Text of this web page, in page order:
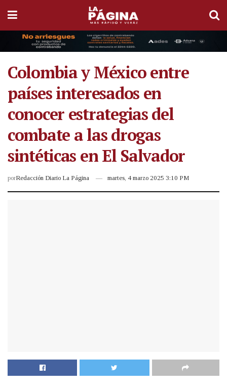
Colombia y México entre
países interesados en
conocer estrategias del
combate a las drogas
sintéticas en El Salvador
porRedacción Diario La Página martes, 4 marzo 2025 3:10 PM